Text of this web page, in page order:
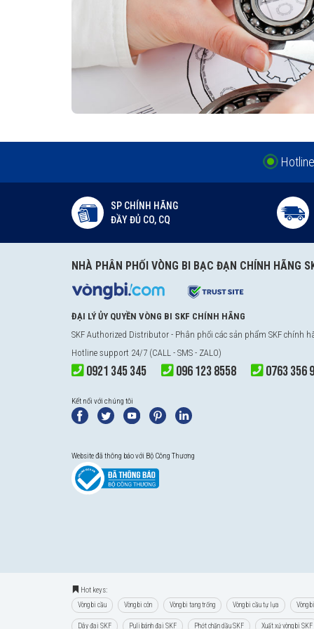
Đại lý ủy quyền SKF chính hãng - SKF Authorized Distributor
Hotline hỗ trợ 24/7
0921 345 345 096 123 8558
SP CHÍNH HÃNG
ĐẦY ĐỦ CO, CQ
NHÀ PHÂN PHỐI VÒNG BI BẠC ĐẠN CHÍNH HÃNG
ĐẠI LÝ ỦY QUYỀN VÒNG BI SKF CHÍNH HÃNG
SKF Authorized Distributor - Phân phối các sản phẩm SKF chính
Hotline support 24/7 (CALL - SMS - ZALO)
0921 345 345 096 123 8558 0763 356
Kết nối với chúng tôi
Website đã thông báo với Bộ Công Thương
Hot keys:
Vòng bi cầu Vòng bi côn Vòng bi tang trống Vòng bi cầu tự lựa Vòng
Dây đai SKF Puli bánh đai SKF Phớt chặn dầu SKF Xuất xứ vòng bi SKF